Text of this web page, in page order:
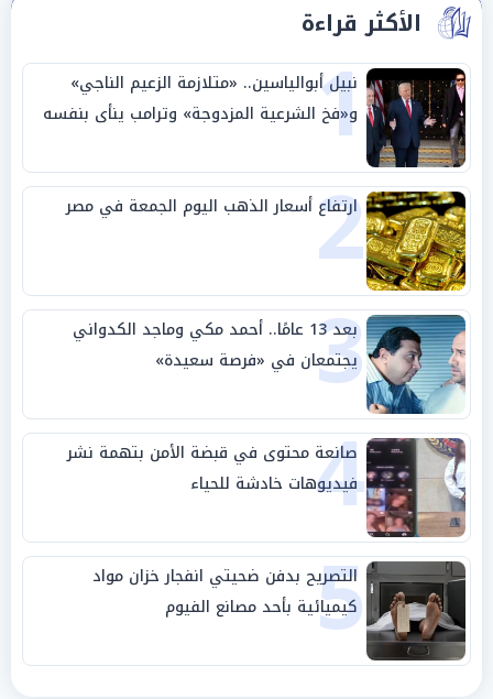
الأكثر قراءة
1
نبيل أبوالياسين.. «متلازمة الزعيم الناجي»
و«فخ الشرعية المزدوجة» وترامب ينأى بنفسه
وحليفه في «ميتم استراتيجي»
2
ارتفاع أسعار الذهب اليوم الجمعة في مصر
3 بعد 13 عامًا.. أحمد مكي وماجد الكدواني
يجتمعان في «فرصة سعيدة»
4
صانعة محتوى في قبضة الأمن بتهمة نشر
فيديوهات خادشة للحياء
5
التصريح بدفن ضحيتي انفجار خزان مواد
كيميائية بأحد مصانع الفيوم